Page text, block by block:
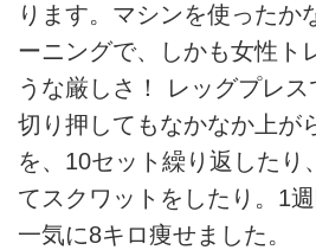
ります。マシンを使ったか
ーニングで、しかも女性ト
うな厳しさ！ レッグプレ
切り押してもなかなか上が
を、10セット繰り返したり
てスクワットをしたり。1週
一気に8キロ痩せました。